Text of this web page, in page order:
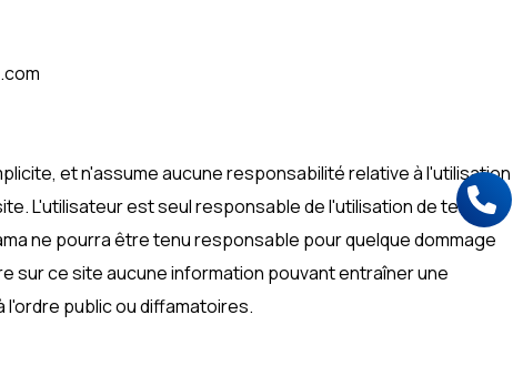
et n'assume aucune responsabilité relative à l'utilisation
L'utilisateur est seul responsable de l'utilisation de telles
ne pourra être tenu responsable pour quelque dommage
sur ce site aucune information pouvant entraîner une
public ou diffamatoires.